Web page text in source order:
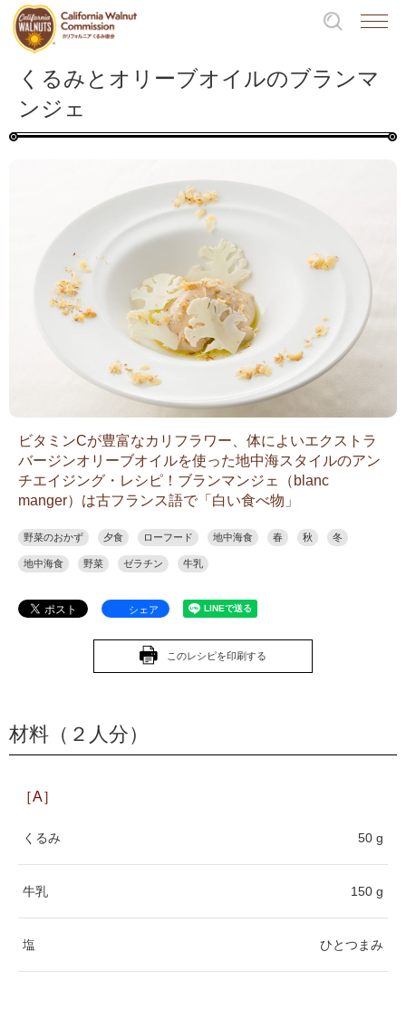
くるみとオリーブオイルのブランマ
ンジェ
ビタミンCが豊富なカリフラワー、体によいエクストラ
バージンオリーブオイルを使った地中海スタイルのアン
チエイジング・レシピ！ブランマンジェ（blanc
manger）は古フランス語で「白い食べ物」
野菜のおかず 夕食 ローフード 地中海食 春 秋 冬
地中海食 野菜 ゼラチン 牛乳
シェア
このレシピを印刷する
材料（２人分）
［A］
くるみ 50 g
牛乳 150 g
塩 ひとつまみ